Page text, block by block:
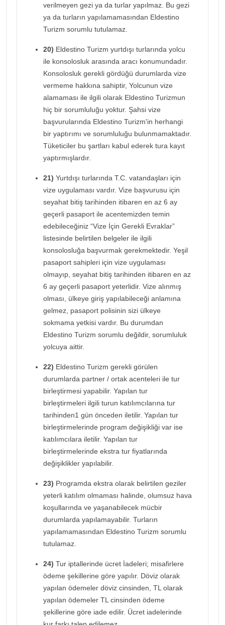
verilmeyen gezi ya da turlar yapılmaz. Bu gezi
ya da turların yapılamamasından Eldestino
Turizm sorumlu tutulamaz.
20) Eldestino Turizm yurtdışı turlarında yolcu
ile konsolosluk arasında aracı konumundadır.
Konsolosluk gerekli gördüğü durumlarda vize
vermeme hakkına sahiptir, Yolcunun vize
alamaması ile ilgili olarak Eldestino Turizmun
hiç bir sorumluluğu yoktur. Şahsi vize
başvurularında Eldestino Turizm'in herhangi
bir yaptırımı ve sorumluluğu bulunmamaktadır.
Tüketiciler bu şartları kabul ederek tura kayıt
yaptırmışlardır.
21) Yurtdışı turlarında T.C. vatandaşları için
vize uygulaması vardır. Vize başvurusu için
seyahat bitiş tarihinden itibaren en az 6 ay
geçerli pasaport ile acentemizden temin
edebileceğiniz “Vize İçin Gerekli Evraklar”
listesinde belirtilen belgeler ile ilgili
konsolosluğa başvurmak gerekmektedir. Yeşil
pasaport sahipleri için vize uygulaması
olmayıp, seyahat bitiş tarihinden itibaren en az
6 ay geçerli pasaport yeterlidir. Vize alınmış
olması, ülkeye giriş yapılabileceği anlamına
gelmez, pasaport polisinin sizi ülkeye
sokmama yetkisi vardır. Bu durumdan
Eldestino Turizm sorumlu değildir, sorumluluk
yolcuya aittir.
22) Eldestino Turizm gerekli görülen
durumlarda partner / ortak acenteleri ile tur
birleştirmesi yapabilir. Yapılan tur
birleştirmeleri ilgili turun katılımcılarına tur
tarihinden1 gün önceden iletilir. Yapılan tur
birleştirmelerinde program değişikliği var ise
katılımcılara iletilir. Yapılan tur
birleştirmelerinde ekstra tur fiyatlarında
değişiklikler yapılabilir.
23) Programda ekstra olarak belirtilen geziler
yeterli katılım olmaması halinde, olumsuz hava
koşullarında ve yaşanabilecek mücbir
durumlarda yapılamayabilir. Turların
yapılamamasından Eldestino Turizm sorumlu
tutulamaz.
24) Tur iptallerinde ücret İadeleri; misafirlere
ödeme şekillerine göre yapılır. Döviz olarak
yapılan ödemeler döviz cinsinden, TL olarak
yapılan ödemeler TL cinsinden ödeme
şekillerine göre iade edilir. Ücret iadelerinde